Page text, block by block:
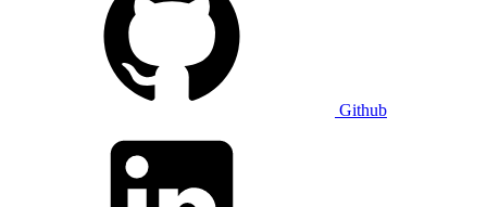
Github